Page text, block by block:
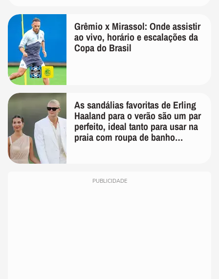
Grêmio x Mirassol: Onde assistir
ao vivo, horário e escalações da
Copa do Brasil
As sandálias favoritas de Erling
Haaland para o verão são um par
perfeito, ideal tanto para usar na
praia com roupa de banho
PUBLICIDADE